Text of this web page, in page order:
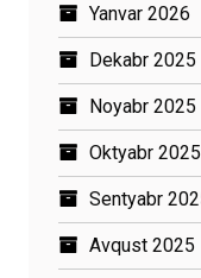
Yanvar 2026
Dekabr 2025
Noyabr 2025
Oktyabr 2025
Sentyabr
Avqust 2025